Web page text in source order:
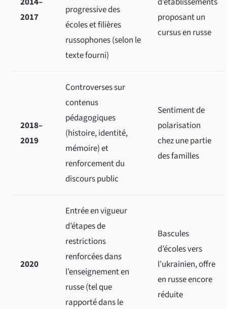
2017
progressive des
écoles et filières
russophones (selon le
texte fourni)
proposant un
cursus en russe
2018–
2019
Controverses sur
contenus
pédagogiques
(histoire, identité,
mémoire) et
renforcement du
discours public
Sentiment de
polarisation
chez une partie
des familles
2020
Entrée en vigueur
d’étapes de
restrictions
renforcées dans
l’enseignement en
russe (tel que
rapporté dans le
Bascules
d’écoles vers
l’ukrainien, offre
en russe encore
réduite